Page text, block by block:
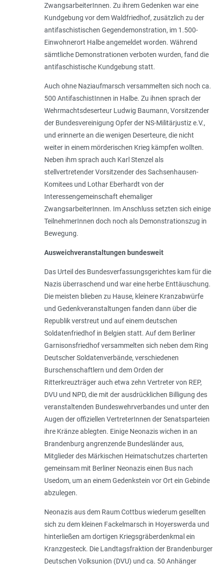
ZwangsarbeiterInnen. Zu ihrem Gedenken war eine
Kundgebung vor dem Waldfriedhof, zusätzlich zu der
antifaschistischen Gegendemonstration, im 1.500-
Einwohnerort Halbe angemeldet worden. Während
sämtliche Demonstrationen verboten wurden, fand die
antifaschistische Kundgebung statt.
Auch ohne Naziaufmarsch versammelten sich noch ca.
500 AntifaschistInnen in Halbe. Zu ihnen sprach der
Wehrmachtsdeserteur Ludwig Baumann, Vorsitzender
der Bundesvereinigung Opfer der NS-Militärjustiz e.V.,
und erinnerte an die wenigen Deserteure, die nicht
weiter in einem mörderischen Krieg kämpfen wollten.
Neben ihm sprach auch Karl Stenzel als
stellvertretender Vorsitzender des Sachsenhausen-
Komitees und Lothar Eberhardt von der
Interessengemeinschaft ehemaliger
ZwangsarbeiterInnen. Im Anschluss setzten sich einige
TeilnehmerInnen doch noch als Demonstrationszug in
Bewegung.
Ausweichveranstaltungen bundesweit
Das Urteil des Bundesverfassungsgerichtes kam für die
Nazis überraschend und war eine herbe Enttäuschung.
Die meisten blieben zu Hause, kleinere Kranzabwürfe
und Gedenkveranstaltungen fanden dann über die
Republik verstreut und auf einem deutschen
Soldatenfriedhof in Belgien statt. Auf dem Berliner
Garnisonsfriedhof versammelten sich neben dem Ring
Deutscher Soldatenverbände, verschiedenen
Burschenschaftlern und dem Orden der
Ritterkreuzträger auch etwa zehn Vertreter von REP,
DVU und NPD, die mit der ausdrücklichen Billigung des
veranstaltenden Bundeswehrverbandes und unter den
Augen der offiziellen VertreterInnen der Senatsparteien
ihre Kränze ablegten. Einige Neonazis wichen in an
Brandenburg angrenzende Bundesländer aus,
Mitglieder des Märkischen Heimatschutzes charterten
gemeinsam mit Berliner Neonazis einen Bus nach
Usedom, um an einem Gedenkstein vor Ort ein Gebinde
abzulegen.
Neonazis aus dem Raum Cottbus wiederum gesellten
sich zu dem kleinen Fackelmarsch in Hoyerswerda und
hinterließen am dortigen Kriegsgräberdenkmal ein
Kranzgesteck. Die Landtagsfraktion der Brandenburger
Deutschen Volksunion (DVU) und ca. 50 Anhänger